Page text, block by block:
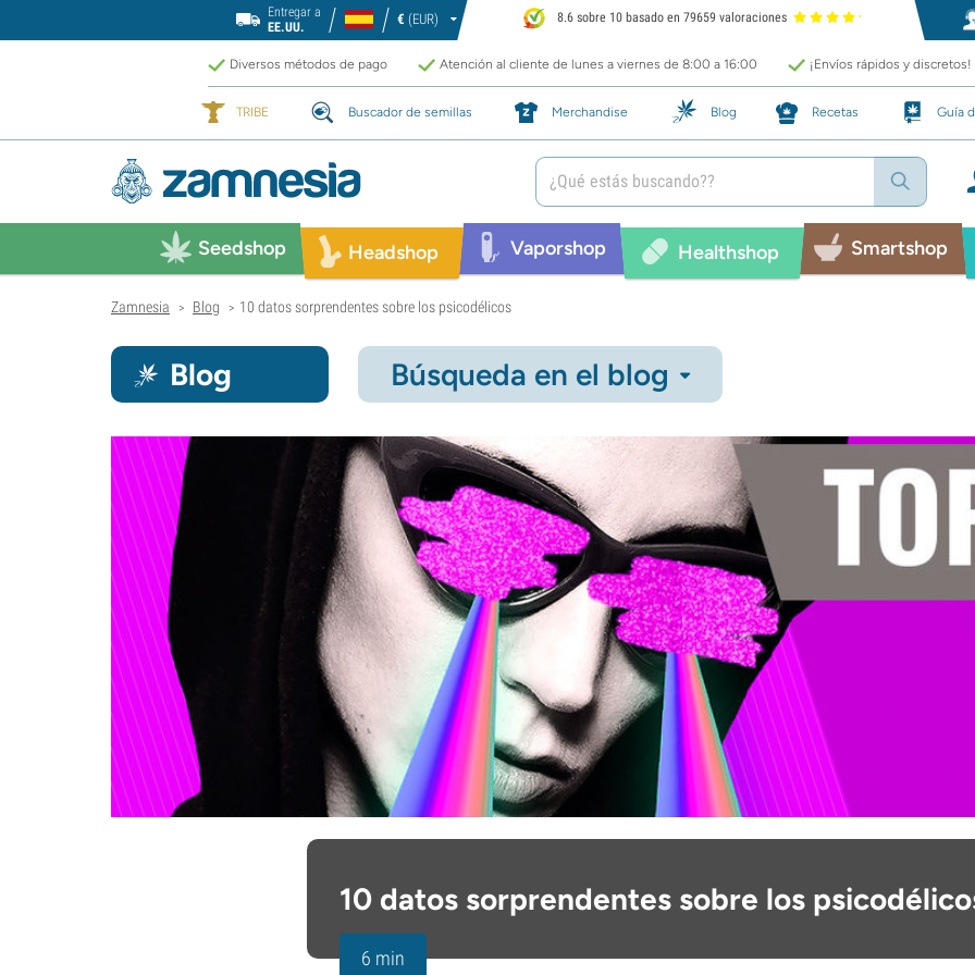
Entregar a
EE.UU.
€ (EUR) 8.6 sobre 10 basado en 79659 valoraciones
Diversos métodos de pago Atención al cliente de lunes a viernes de 8:00 a 16:00 ¡Envíos rápidos y discretos!
TRIBE Buscador de semillas Merchandise Blog Recetas Guía
Seedshop Headshop Vaporshop Healthshop Smartshop
Zamnesia > Blog > 10 datos sorprendentes sobre los psicodélicos
Blog Búsqueda en el blog
10 datos sorprendentes sobre los
6 min